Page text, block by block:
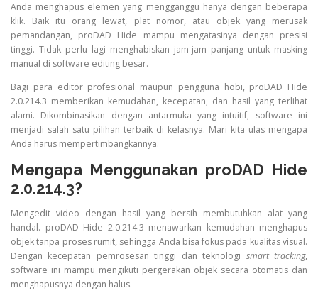
Anda menghapus elemen yang mengganggu hanya dengan beberapa
klik. Baik itu orang lewat, plat nomor, atau objek yang merusak
pemandangan, proDAD Hide mampu mengatasinya dengan presisi
tinggi. Tidak perlu lagi menghabiskan jam-jam panjang untuk masking
manual di software editing besar.
Bagi para editor profesional maupun pengguna hobi, proDAD Hide
2.0.214.3 memberikan kemudahan, kecepatan, dan hasil yang terlihat
alami. Dikombinasikan dengan antarmuka yang intuitif, software ini
menjadi salah satu pilihan terbaik di kelasnya. Mari kita ulas mengapa
Anda harus mempertimbangkannya.
Mengapa Menggunakan proDAD Hide
2.0.214.3?
Mengedit video dengan hasil yang bersih membutuhkan alat yang
handal. proDAD Hide 2.0.214.3 menawarkan kemudahan menghapus
objek tanpa proses rumit, sehingga Anda bisa fokus pada kualitas visual.
Dengan kecepatan pemrosesan tinggi dan teknologi smart tracking,
software ini mampu mengikuti pergerakan objek secara otomatis dan
menghapusnya dengan halus.